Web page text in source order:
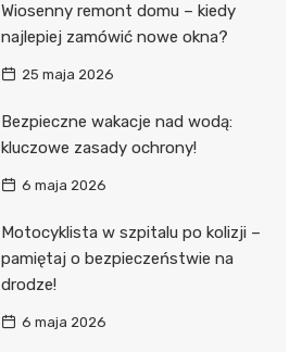
Wiosenny remont domu – kiedy
najlepiej zamówić nowe okna?
25 maja 2026
Bezpieczne wakacje nad wodą:
kluczowe zasady ochrony!
6 maja 2026
Motocyklista w szpitalu po kolizji –
pamiętaj o bezpieczeństwie na
drodze!
6 maja 2026